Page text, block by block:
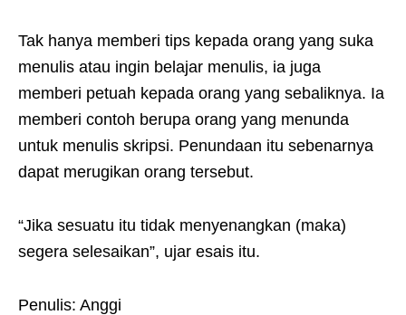
Tak hanya memberi tips kepada orang yang suka
menulis atau ingin belajar menulis, ia juga
memberi petuah kepada orang yang sebaliknya. Ia
memberi contoh berupa orang yang menunda
untuk menulis skripsi. Penundaan itu sebenarnya
dapat merugikan orang tersebut.
“Jika sesuatu itu tidak menyenangkan (maka)
segera selesaikan”, ujar esais itu.
Penulis: Anggi